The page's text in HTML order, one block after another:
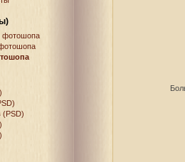
фотошопа
(PSD)